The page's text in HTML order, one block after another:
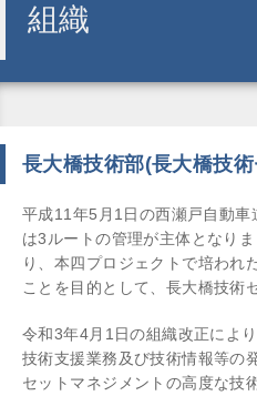
組織
長大橋技術部(長大橋技
平成11年5月1日の西瀬戸自動
は3ルートの管理が主体となり
り、本四プロジェクトで培われ
ことを目的として、長大橋技術
令和3年4月1日の組織改正によ
技術支援業務及び技術情報等の
セットマネジメントの高度な技